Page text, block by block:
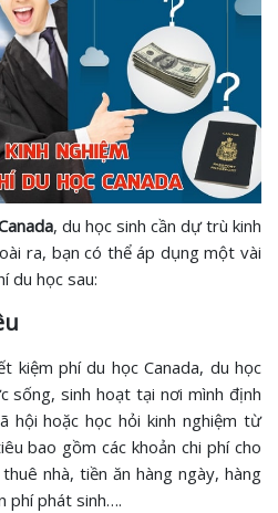
, du học sinh cần dự trù kinh
ra, bạn có thể áp dụng một vài
du học sau:
kiệm phí du học Canada, du học
sống, sinh hoạt tại nơi mình định
hội hoặc học hỏi kinh nghiệm từ
bao gồm các khoản chi phí cho
nhà, tiền ăn hàng ngày, hàng
phí phát sinh….